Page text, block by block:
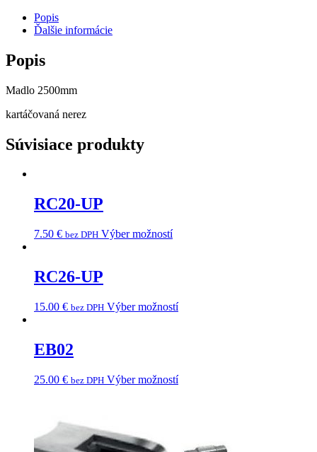
Popis
Ďalšie informácie
Popis
Madlo 2500mm
kartáčovaná nerez
Súvisiace produkty
RC20-UP
7.50 € bez DPH Výber možností
RC26-UP
15.00 € bez DPH Výber možností
EB02
25.00 € bez DPH Výber možností